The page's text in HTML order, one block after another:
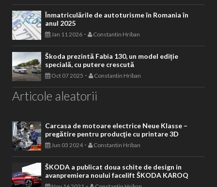
Înmatriculările de autoturisme în Romania în
anul 2025
Jan 11 2026 - Constantin Hriban
Škoda prezintă Fabia 130, un model ediție
specială, cu putere crescută
Oct 07 2025 - Constantin Hriban
Articole aleatorii
Carcasa de motoare electrice Neue Klasse –
pregătire pentru producţie cu printare 3D
Jun 03 2024- Constantin Hriban
ŠKODA a publicat doua schite de design in
avanpremiera noului facelift ŠKODA KAROQ